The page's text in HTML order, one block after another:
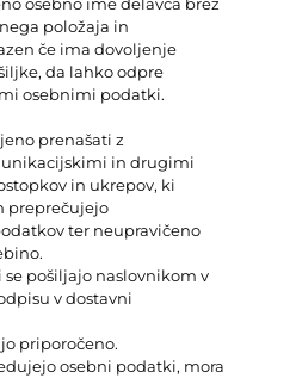
položaja in
če ima dovoljenje
da lahko odpre
osebnimi podatki.
prenašati z
in drugimi
in ukrepov, ki
preprečujejo
ter neupravičeno
pošiljajo naslovnikom v
v dostavni
priporočeno.
osebni podatki, mora